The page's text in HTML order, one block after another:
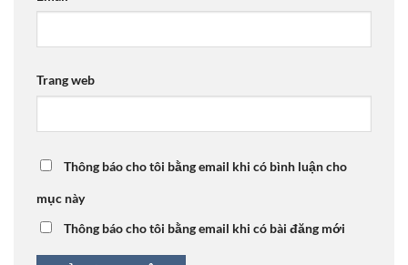
Trang web
Thông báo cho tôi bằng email khi có bình luận cho
mục này
Thông báo cho tôi bằng email khi có bài đăng mới